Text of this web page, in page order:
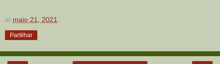
at maio 21, 2021
Partilhar